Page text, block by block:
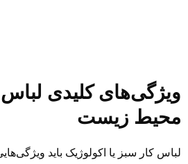
ویژگی‌های کلیدی لباس
محیط زیست
لباس کار سبز یا اکولوژیک باید